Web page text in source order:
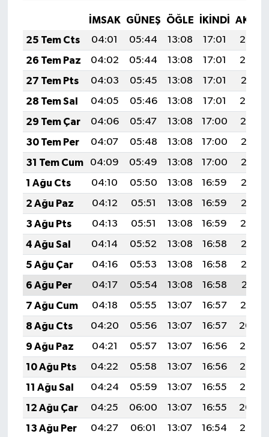
İMSAK GÜNEŞ ÖĞLE İKINDI
25 Tem Cts
04:01 05:44 13:08 17:01
20:23
26 Tem Paz
04:02 05:44 13:08 17:01
20:22
27 Tem Pts
04:03 05:45 13:08 17:01
20:21
28 Tem Sal
04:05 05:46 13:08 17:01
20:20
29 Tem Çar
04:06 05:47 13:08 17:00
20:19
30 Tem Per
04:07 05:48 13:08 17:00
20:18
31 Tem Cum
04:09 05:49 13:08 17:00
20:17
1 Ağu Cts
04:10 05:50 13:08 16:59
20:16
2 Ağu Paz
04:12 05:51 13:08 16:59
20:15
3 Ağu Pts
04:13 05:51 13:08 16:59
20:14
4 Ağu Sal
04:14 05:52 13:08 16:58
20:13
5 Ağu Çar
04:16 05:53 13:08 16:58
20:12
6 Ağu Per
04:17 05:54 13:08 16:58
20:11
7 Ağu Cum
04:18 05:55 13:07 16:57
20:10
8 Ağu Cts
04:20 05:56 13:07 16:57
20:09
9 Ağu Paz
04:21 05:57 13:07 16:56
20:07
10 Ağu Pts
04:22 05:58 13:07 16:56
20:06
11 Ağu Sal
04:24 05:59 13:07 16:55
20:05
12 Ağu Çar
04:25 06:00 13:07 16:55
20:04
13 Ağu Per
04:27 06:01 13:07 16:54
20:03